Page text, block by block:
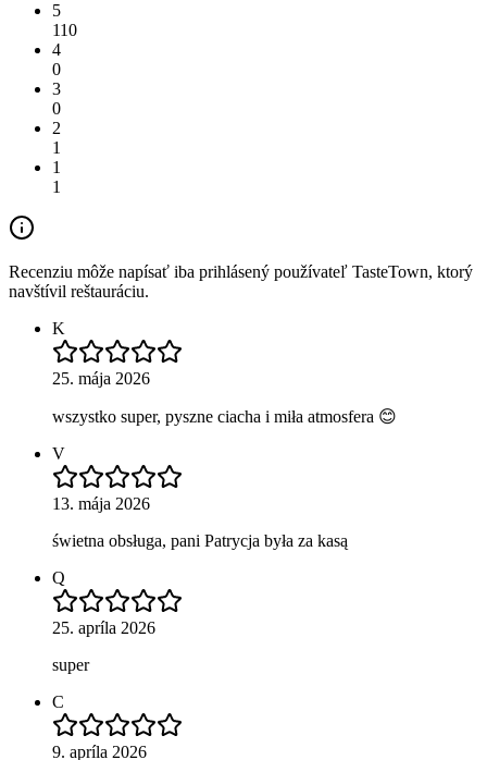
5
110
4
0
3
0
2
1
1
1
Recenziu môže napísať iba prihlásený používateľ TasteTown, ktorý
navštívil reštauráciu.
K
25. mája 2026
wszystko super, pyszne ciacha i miła atmosfera 😊
V
13. mája 2026
świetna obsługa, pani Patrycja była za kasą
Q
25. apríla 2026
super
C
9. apríla 2026